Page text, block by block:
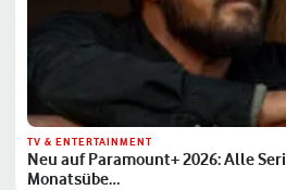
TV & ENTERTAINMENT
Neu auf Paramount+ 2026: Alle
Monatsübe…